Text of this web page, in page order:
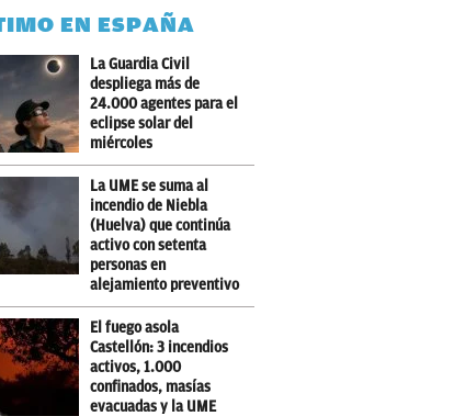
EN ESPAÑA
La Guardia Civil
despliega más de
24.000 agentes para el
eclipse solar del
miércoles
La UME se suma al
incendio de Niebla
(Huelva) que continúa
activo con setenta
personas en
alejamiento preventivo
El fuego asola
Castellón: 3 incendios
activos, 1.000
confinados, masías
evacuadas y la UME